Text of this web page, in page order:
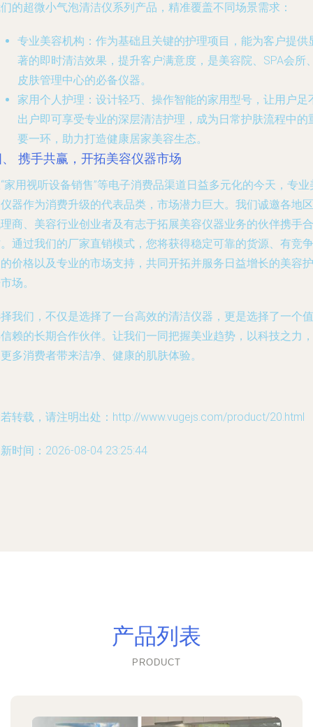
的超微小气泡清洁仪系列产品，精准覆盖不同场景需求：
专业美容机构 ：作为基础且关键的护理项目，能为客户提供
著的即时清洁效果，提升客户满意度，是美容院、SPA会所
皮肤管理中心的必备仪器。
家用个人护理 ：设计轻巧、操作智能的家用型号，让用户足
出户即可享受专业的深层清洁护理，成为日常护肤流程中的
要一环，助力打造健康居家美容生态。
携手共赢，开拓美容仪器市场
家用视听设备销售”等电子消费品渠道日益多元化的今天，专业
器作为消费升级的代表品类，市场潜力巨大。我们诚邀各地区
商、美容行业创业者及有志于拓展美容仪器业务的伙伴携手合
通过我们的厂家直销模式，您将获得稳定可靠的货源、有竞争
价格以及专业的市场支持，共同开拓并服务日益增长的美容护
场。
我们，不仅是选择了一台高效的清洁仪器，更是选择了一个值
赖的长期合作伙伴。让我们一同把握美业趋势，以科技之力，
多消费者带来洁净、健康的肌肤体验。
转载，请注明出处：http://www.vugejs.com/product/20.html
时间：2026-08-04 23:25:44
产品列表
PRODUCT